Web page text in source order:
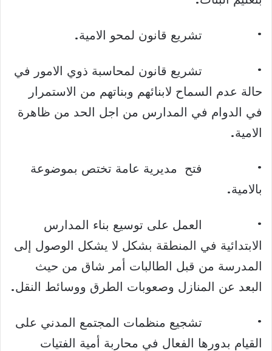
• تشريع قانون لمحو الامية.
• تشريع قانون لمحاسبة ذوي الامور في
حالة عدم السماح لابنائهم وبناتهم من الاستمرار
في الدوام في المدارس من اجل الحد من ظاهرة
الامية.
• فتح مديرية عامة تختص بموضوعة
بالامية.
• العمل على توسيع بناء المدارس
الابتدائية في المنطقة بشكل لا يشكل الوصول إلى
المدرسة من قبل الطالبات أمر شاق من حيث
البعد عن المنازل وصعوبات الطرق ووسائط النقل.
• تشجيع منظمات المجتمع المدني على
القيام بدورها الفعال في محاربة أمية الفتيات